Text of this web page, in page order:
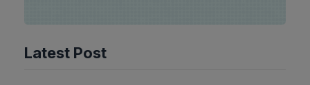
Latest Post